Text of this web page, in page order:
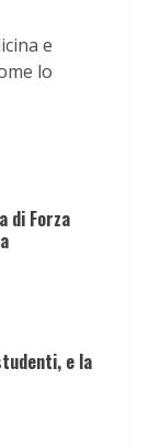
e
lo
di Forza
e la